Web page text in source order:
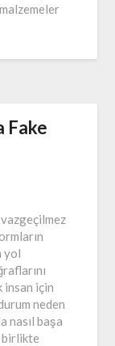
Fake
vazgeçilmez
yol
insan için
neden
nasıl başa
birlikte